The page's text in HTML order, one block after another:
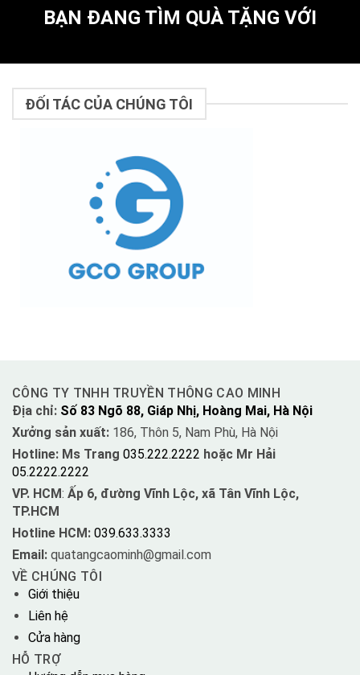
BẠN ĐANG TÌM QUÀ TẶNG VỚI
ĐỐI TÁC CỦA CHÚNG TÔI
CÔNG TY TNHH TRUYỀN THÔNG CAO MINH
Địa chỉ: Số 83 Ngõ 88, Giáp Nhị, Hoàng Mai, Hà Nội
Xưởng sản xuất: 186, Thôn 5, Nam Phù, Hà Nội
Hotline: Ms Trang 035.222.2222 hoặc Mr Hải
05.2222.2222
VP. HCM: Ấp 6, đường Vĩnh Lộc, xã Tân Vĩnh Lộc,
TP.HCM
Hotline HCM: 039.633.3333
Email: quatangcaominh@gmail.com
VỀ CHÚNG TÔI
Giới thiệu
Liên hệ
Cửa hàng
HỖ TRỢ